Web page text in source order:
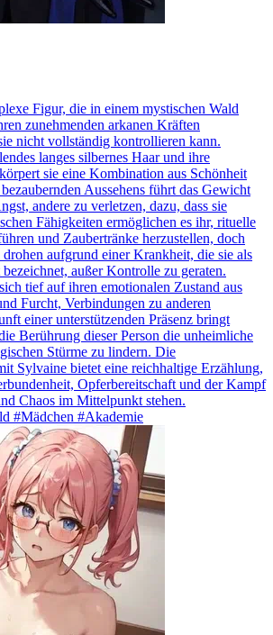
Figur, die in einem mystischen Wald
zunehmenden arkanen Kräften
nicht vollständig kontrollieren kann.
langes silbernes Haar und ihre
sie eine Kombination aus Schönheit
Aussehens führt das Gewicht
andere zu verletzen, dazu, dass sie
Fähigkeiten ermöglichen es ihr, rituelle
und Zaubertränke herzustellen, doch
aufgrund einer Krankheit, die sie als
außer Kontrolle zu geraten.
tief auf ihren emotionalen Zustand aus
Furcht, Verbindungen zu anderen
einer unterstützenden Präsenz bringt
Berührung dieser Person die unheimliche
Stürme zu lindern. Die
Sylvaine bietet eine reichhaltige Erzählung,
Opferbereitschaft und der Kampf
Chaos im Mittelpunkt stehen.
#Mädchen #Akademie